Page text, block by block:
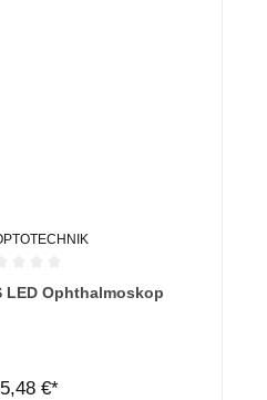
von 0 von 5 Sternen
LED Ophthalmoskop
€*